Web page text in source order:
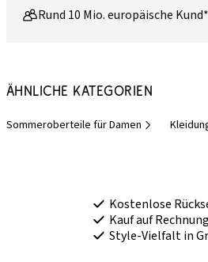
Rund 10 Mio. europäische
Ähnliche Kategorien
Sommeroberteile für Damen
Kostenlose
Kauf auf
Style-Vielfalt in